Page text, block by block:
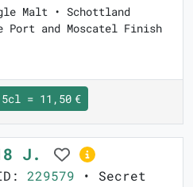
Malt • Schottland
Port and Moscatel Finish
5cl = 11,50 €
J.
229579 • Secret